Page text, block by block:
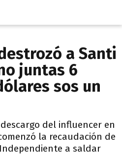
a Santi
juntas 6
sos un
del influencer en
la recaudación de
a saldar